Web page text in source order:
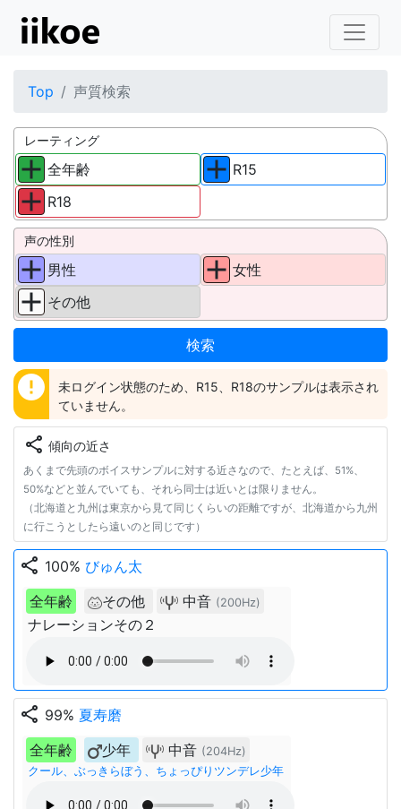
Top 声質検索
レーティング
全年齢
R18
R15
声の性別
男性
その他
女性
error
未ログイン状態のため、R15、R18のサンプルは表示され
ていません。
share 傾向の近さ
あくまで先頭のボイスサンプルに対する近さなので、たとえば、51%、
50%などと並んでいても、それら同士は近いとは限りません。
（北海道と九州は東京から見て同じくらいの距離ですが、北海道から九州
に行こうとしたら遠いのと同じです）
share 100% びゅん太
全年齢
その他 中音 (200Hz)
ナレーションその２
share 99% 夏寿磨
全年齢
少年 中音 (204Hz)
クール、ぶっきらぼう、ちょっぴりツンデレ少年